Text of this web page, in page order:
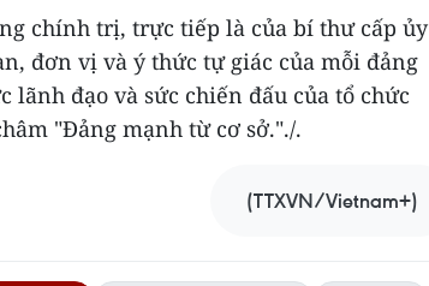
chính trị, trực tiếp là của bí thư cấp ủy
đơn vị và ý thức tự giác của mỗi đảng
lãnh đạo và sức chiến đấu của tổ chức
"Đảng mạnh từ cơ sở."./.
(TTXVN/Vietnam+)